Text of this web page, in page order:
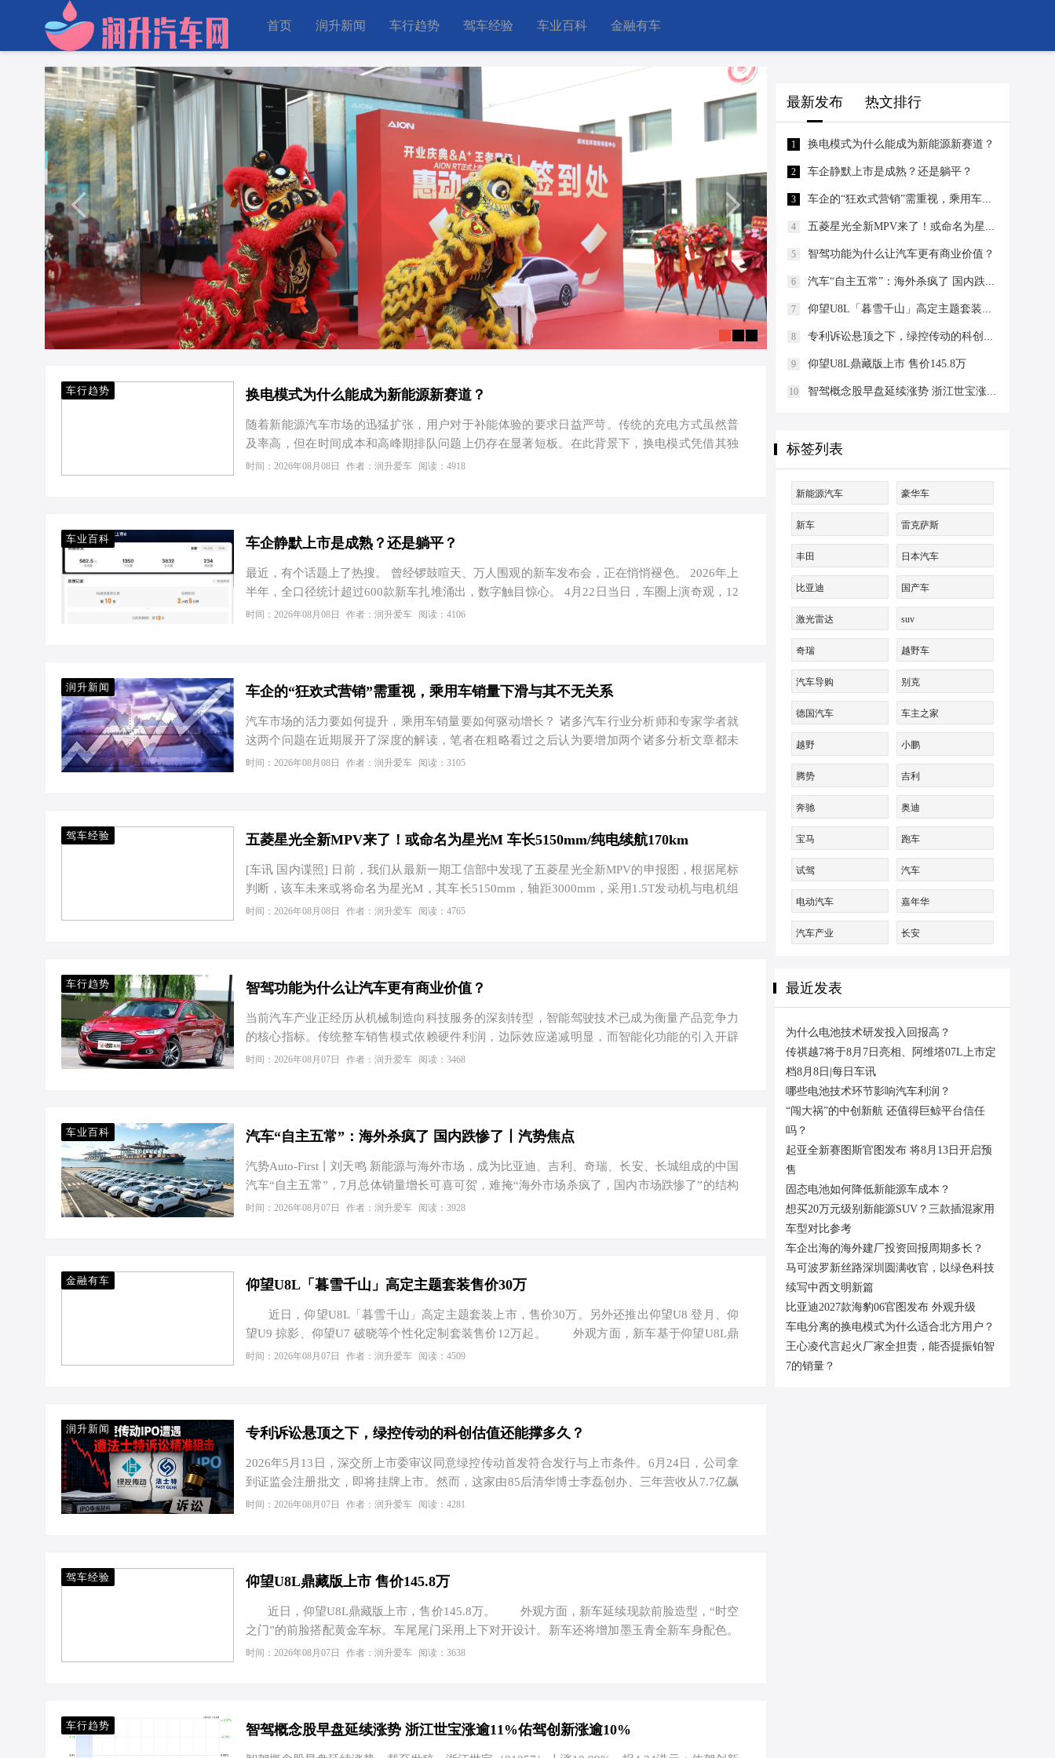
首页 润升新闻 车行趋势 驾车经验 车业百科 金融有车
车行趋势 换电模式为什么能成为新能源新赛道？
随着新能源汽车市场的迅猛扩张，用户对于补能体验的要求日益严苛。传统的充电方式虽然普
及率高，但在时间成本和高峰期排队问题上仍存在显著短板。在此背景下，换电模式凭借其独
特的优势，逐渐被视为解决里程焦虑的有效方案之一。这种模式允许车辆在特定站点快速更换
充电管理有利于延长电池使用寿命，避免了对电网造成瞬时过大负荷，实现了能源的优化配
时间：2026年08月08日 作者：润升爱车 阅读：4918
车业百科 车企静默上市是成熟？还是躺平？
最近，有个话题上了热搜。 曾经锣鼓喧天、万人围观的新车发布会，正在悄悄褪色。 2026年上
半年，全口径统计超过600款新车扎堆涌出，数字触目惊心。 4月22日当日，车圈上演奇观，12
场发布会轮番上演。 如今风向陡转，新车直接上架开售，零预热、无发布会。 前有极氪9X五座
市，解读为车企没钱、躺平摆烂。 这其实是一种…
时间：2026年08月08日 作者：润升爱车 阅读：4106
润升新闻 车企的“狂欢式营销”需重视，乘用车销量下滑与其不无关系
汽车市场的活力要如何提升，乘用车销量要如何驱动增长？ 诸多汽车行业分析师和专家学者就
这两个问题在近期展开了深度的解读，笔者在粗略看过之后认为要增加两个诸多分析文章都未
提及的要点；第一个要点是汽车市场的活力无非还是消费市场的活力，消费市场的活力显然需
里能让大多数汽车消费者或汽车爱好者有清晰印象呢？围绕技术的话题似乎并不多。但如果说
时间：2026年08月08日 作者：润升爱车 阅读：3105
驾车经验 五菱星光全新MPV来了！或命名为星光M 车长5150mm/纯电续航170km
[车讯 国内谍照] 日前，我们从最新一期工信部中发现了五菱星光全新MPV的申报图，根据尾标
判断，该车未来或将命名为星光M，其车长5150mm，轴距3000mm，采用1.5T发动机与电机组
成的插混系统，匹配37.9kWh电池，纯电续航里程为170km。 友情提示：如果您有新车谍照/新
车身尺寸方面，新车…
时间：2026年08月08日 作者：润升爱车 阅读：4765
车行趋势 智驾功能为什么让汽车更有商业价值？
当前汽车产业正经历从机械制造向科技服务的深刻转型，智能驾驶技术已成为衡量产品竞争力
的核心指标。传统整车销售模式依赖硬件利润，边际效应递减明显，而智能化功能的引入开辟
了全新的盈利空间。车企不再仅仅是一次性售卖交通工具，而是通过持续的软件服务获取长期
流。相较于传统配置选装，软件功能的迭代升级能让车辆在生命周期内保持新鲜感，从而增强
时间：2026年08月07日 作者：润升爱车 阅读：3468
车业百科 汽车“自主五常”：海外杀疯了 国内跌惨了丨汽势焦点
汽势Auto-First丨刘天鸣 新能源与海外市场，成为比亚迪、吉利、奇瑞、长安、长城组成的中国
汽车“自主五常”，7月总体销量增长可喜可贺，难掩“海外市场杀疯了，国内市场跌惨了”的结构
性问题。一边海外市场破纪录式增长，一边是国内市场比惨式下滑。 7月，是汽车市场传统的销
能源产品和出口稳住了阵脚，除长安汽车外，均实现了销量增…
时间：2026年08月07日 作者：润升爱车 阅读：3928
金融有车 仰望U8L「暮雪千山」高定主题套装售价30万
近日，仰望U8L「暮雪千山」高定主题套装上市，售价30万。另外还推出仰望U8 登月、仰
望U9 掠影、仰望U7 破晓等个性化定制套装售价12万起。 外观方面，新车基于仰望U8L鼎
藏版打造，「暮雪千山」高定主题套装则在车身多处包括车标、外后视镜等位置加入金色装
时间：2026年08月07日 作者：润升爱车 阅读：4509
润升新闻 专利诉讼悬顶之下，绿控传动的科创估值还能撑多久？
2026年5月13日，深交所上市委审议同意绿控传动首发符合发行与上市条件。6月24日，公司拿
到证监会注册批文，即将挂牌上市。然而，这家由85后清华博士李磊创办、三年营收从7.7亿飙
升至33.54亿的新能源重卡电驱新贵，其资本盛宴的底色却是深不见底的知识产权泥潭——过会
年法士特从市场售后渠道收到的异常反馈。作为全球商用车变速器…
时间：2026年08月07日 作者：润升爱车 阅读：4281
驾车经验 仰望U8L鼎藏版上市 售价145.8万
近日，仰望U8L鼎藏版上市，售价145.8万。 外观方面，新车延续现款前脸造型，“时空
之门”的前脸搭配黄金车标。车尾尾门采用上下对开设计。新车还将增加墨玉青全新车身配色。
车身尺寸方面，新车长宽高分别为5400*2049*1921mm，轴距3250mm。 内饰方面，新车
时间：2026年08月07日 作者：润升爱车 阅读：3638
车行趋势 智驾概念股早盘延续涨势 浙江世宝涨逾11%佑驾创新涨逾10%
最新发布 热文排行
1 换电模式为什么能成为新能源新赛道？
2 车企静默上市是成熟？还是躺平？
3 车企的“狂欢式营销”需重视，乘用车销量下滑与其不无关系
4 五菱星光全新MPV来了！或命名为星光M 车长5150mm/纯电续航170km
5 智驾功能为什么让汽车更有商业价值？
6 汽车“自主五常”：海外杀疯了 国内跌惨了丨汽势焦点
7 仰望U8L「暮雪千山」高定主题套装售价30万
8 专利诉讼悬顶之下，绿控传动的科创估值还能撑多久？
9 仰望U8L鼎藏版上市 售价145.8万
10 智驾概念股早盘延续涨势 浙江世宝涨逾11%佑驾创新涨逾10%
标签列表
新能源汽车 豪华车
新车 雷克萨斯
丰田 日本汽车
比亚迪 国产车
激光雷达 suv
奇瑞 越野车
汽车导购 别克
德国汽车 车主之家
越野 小鹏
腾势 吉利
奔驰 奥迪
宝马 跑车
试驾 汽车
电动汽车 嘉年华
汽车产业 长安
最近发表
为什么电池技术研发投入回报高？
传祺越7将于8月7日亮相、阿维塔07L上市定
档8月8日|每日车讯
哪些电池技术环节影响汽车利润？
“闯大祸”的中创新航 还值得巨鲸平台信任
吗？
起亚全新赛图斯官图发布 将8月13日开启预
售
固态电池如何降低新能源车成本？
想买20万元级别新能源SUV？三款插混家用
车型对比参考
车企出海的海外建厂投资回报周期多长？
马可波罗新丝路深圳圆满收官，以绿色科技
续写中西文明新篇
比亚迪2027款海豹06官图发布 外观升级
车电分离的换电模式为什么适合北方用户？
王心凌代言起火厂家全担责，能否提振铂智
7的销量？